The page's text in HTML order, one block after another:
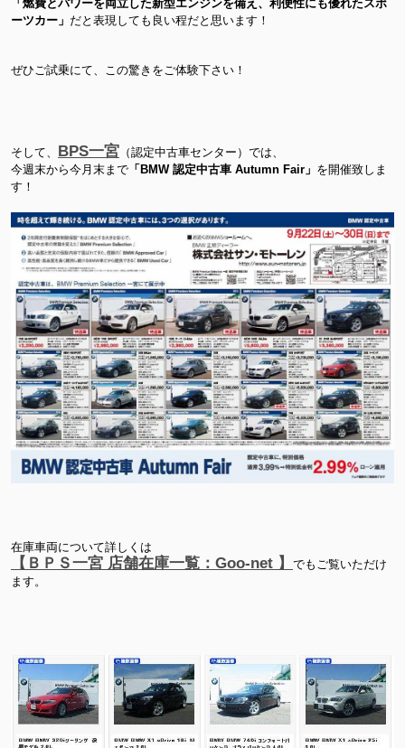
「燃費とパワーを両立した新型エンジンを備え、利便性にも優れたスポ
ーツカー」 だと表現しても良い程だと思います！
ぜひご試乗にて、この驚きをご体験下さい！
そして、 BPS一宮 （認定中古車センター）では、
今週末から今月末まで 「BMW 認定中古車 Autumn Fair」 を開催致しま
す！
在庫車両について詳しくは
【ＢＰＳ一宮 店舗在庫一覧：Goo-net 】
でもご覧いただけ
ます。